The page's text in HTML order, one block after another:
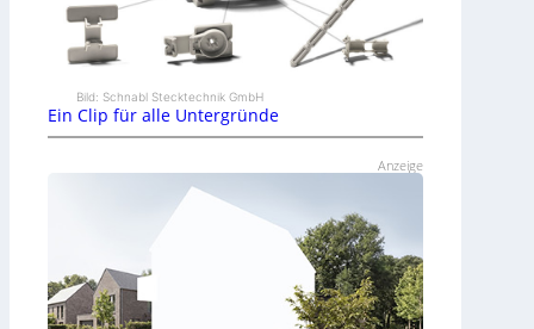
Bild: Schnabl Stecktechnik GmbH
Ein Clip für alle Untergründe
Anzeige